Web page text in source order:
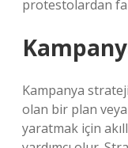
protestolardan
Kampanya
olan bir plan
yaratmak için